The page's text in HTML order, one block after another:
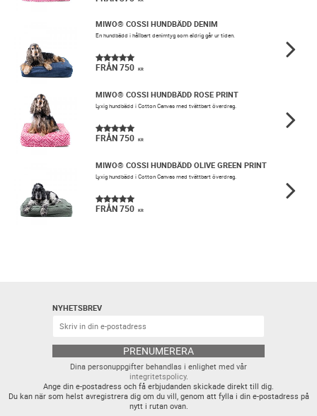
MIWO® COSSI HUNDBÄDD DENIM
En hundbädd i hållbart denimtyg som aldrig går ur tiden.
750 KR
MIWO® COSSI HUNDBÄDD ROSE PRINT
Lyxig hundbädd i Cotton Canvas med tvättbart överdrag.
750 KR
MIWO® COSSI HUNDBÄDD OLIVE GREEN PRINT
Lyxig hundbädd i Cotton Canvas med tvättbart överdrag.
750 KR
NYHETSBREV
PRENUMERERA
Dina personuppgifter behandlas i enlighet med vår
integritetspolicy.
Ange din e-postadress och få erbjudanden skickade direkt till dig.
Du kan när som helst avregistrera dig om du vill, genom att fylla i din e-postadress på
nytt i rutan ovan.